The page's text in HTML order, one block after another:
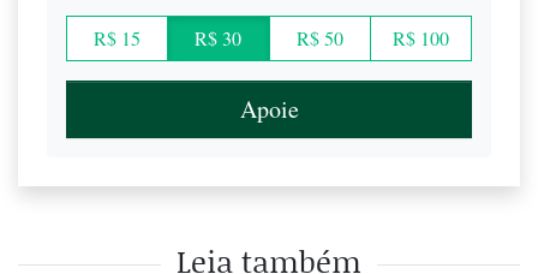
R$ 15 R$ 30 R$ 50 R$ 100
Apoie
Leia também